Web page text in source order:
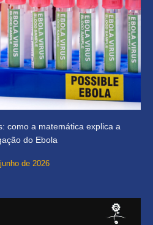
como a matemática explica a
do Ebola
de 2026